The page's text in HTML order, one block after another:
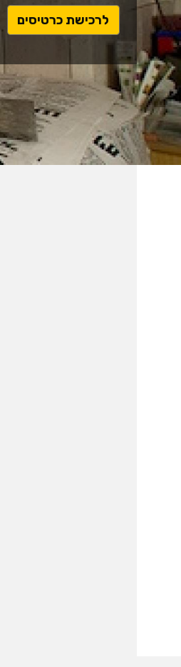
ל
י
נ
ק
ל
ט
ו
פ
לרכישת כרטיסים